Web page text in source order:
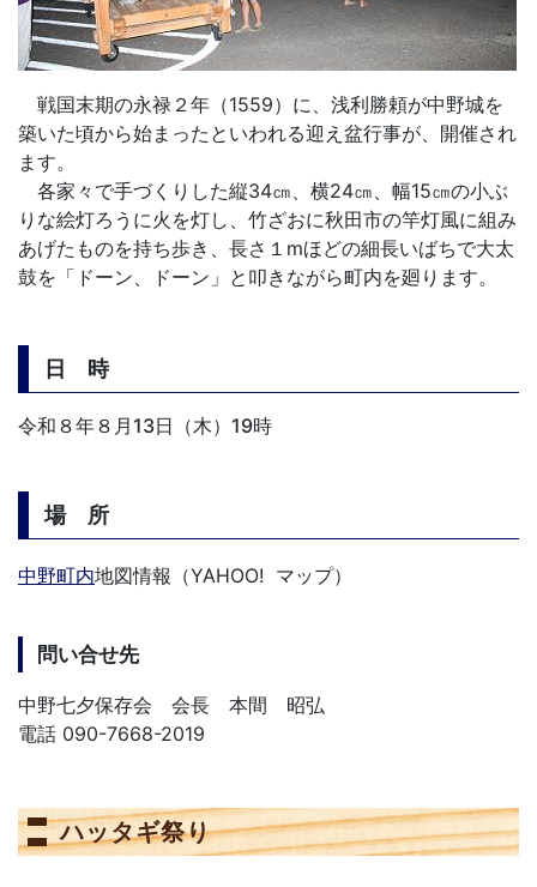
戦国末期の永禄２年（1559）に、浅利勝頼が中野城を
築いた頃から始まったといわれる迎え盆行事が、開催され
ます。
各家々で手づくりした縦34㎝、横24㎝、幅15㎝の小ぶ
りな絵灯ろうに火を灯し、竹ざおに秋田市の竿灯風に組み
あげたものを持ち歩き、長さ１mほどの細長いばちで大太
鼓を「ドーン、ドーン」と叩きながら町内を廻ります。
日 時
令和８年８月13日（木）19時
場 所
中野町内地図情報（YAHOO! マップ）
問い合せ先
中野七夕保存会 会長 本間 昭弘
電話 090-7668-2019
ハッタギ祭り